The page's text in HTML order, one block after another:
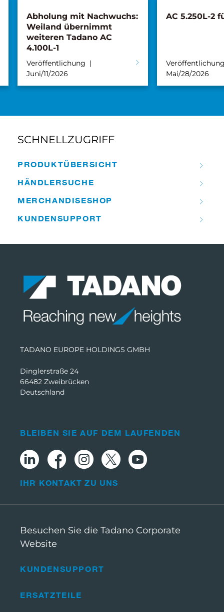
Abholung mit Nachwuchs:
Weiland übernimmt
weiteren Tadano AC
4.100L-1
Veröffentlichung
Juni/11/2026
AC 5.250L-2
Mai/28/2026
SCHNELLZUGRIFF
PRODUKT­ÜBERSICHT
HÄNDLER­­SUCHE
MERCHANDISE­­SHOP
KUNDEN­­SUPPORT
TADANO EUROPE HOLDINGS GMBH
Dinglerstraße 24
66482 Zweibrücken
Deutschland
KUNDENSUPPORT
ERSATZTEILE
BLEIBEN SIE AUF DEM LAUFENDEN
IHR KONTAKT ZU UNS
Besuchen Sie die Tadano Corporate
Website